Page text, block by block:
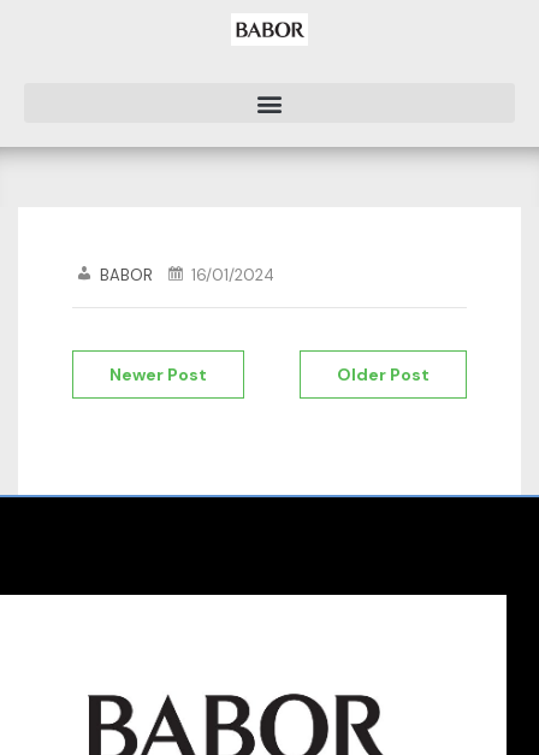
BABOR 16/01/2024
Newer Post Older Post